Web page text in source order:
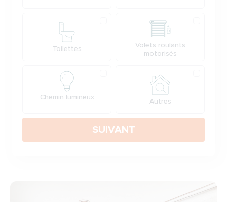
Toilettes
Chemin lumineux
Volets roulants
motorisés
Autres
SUIVANT